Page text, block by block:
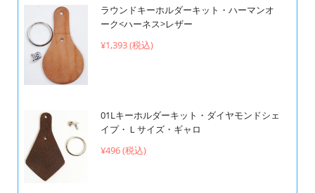
ラウンドキーホルダーキット・ハーマンオ
ーク<ハーネス>レザー
¥1,393 (税込)
01Lキーホルダーキット・ダイヤモンドシェ
イプ・Ｌサイズ・ギャロ
¥496 (税込)